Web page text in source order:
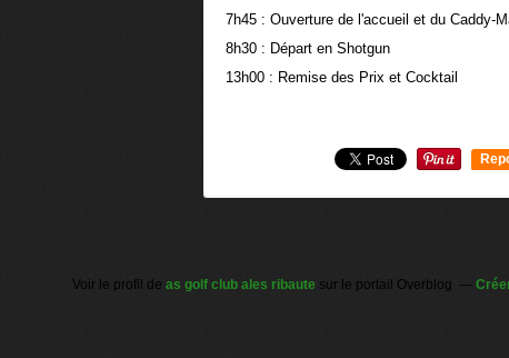
7h45 : Ouverture de l'accueil et du Caddy-
8h30 : Départ en Shotgun
13h00 : Remise des Prix et Cocktail
Voir le profil de as golf club ales ribaute sur le portail Overblog